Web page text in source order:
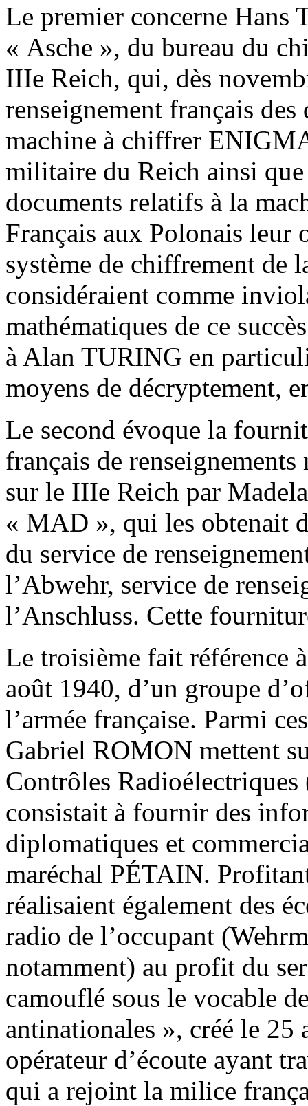
Le premier concerne
« Asche », du bureau du
IIIe Reich, qui, dès
renseignement français
machine à chiffrer
militaire du Reich ainsi
documents relatifs à la
Français aux Polonais leur
système de chiffrement de
considéraient comme
mathématiques de ce
à Alan TURING en
moyens de décryptement,
Le second évoque la
français de
sur le IIIe Reich par
« MAD », qui les obtenait
du service de
l’Abwehr, service de
l’Anschluss. Cette
Le troisième fait référence
août 1940, d’un groupe
l’armée française. Parmi
Gabriel ROMON mettent
Contrôles
consistait à fournir des
diplomatiques et
maréchal PÉTAIN.
réalisaient également des
radio de l’occupant
notamment) au profit du
camouflé sous le vocable
antinationales », créé le
opérateur d’écoute ayant
qui a rejoint la milice